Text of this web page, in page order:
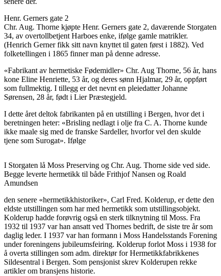
Henr. Gerners gate 2
Chr. Aug. Thorne kjøpte Henr. Gerners gate 2, daværende Storgaten
34, av overtollbetjent Harboes enke, ifølge gamle matrikler.
(Henrich Gerner fikk sitt navn knyttet til gaten først i 1882). Ved
folketellingen i 1865 finner man på denne adresse.
«Fabrikant av hermetiske Fødemidler» Chr. Aug Thorne, 56 år, hans
kone Eline Henriette, 53 år, og deres sønn Hjalmar, 29 år, oppført
som fullmektig. I tillegg er det nevnt en pleiedatter Johanne
Sørensen, 28 år, født i Lier Præstegjeld.
I dette året deltok fabrikanten på en utstilling i Bergen, hvor det i
beretningen heter: «Brisling nedlagt i olje fra C. A. Thorne kunde
ikke maale sig med de franske Sardeller, hvorfor vel den skulde
tjene som Surogat». Ifølge
I Storgaten lå Moss Preserving og Chr. Aug. Thorne side ved side.
Begge leverte hermetikk til både Frithjof Nansen og Roald
Amundsen
den senere «hermetikkhistoriker», Carl Fred. Kolderup, er dette den
eldste utstillingen som har med hermetikk som utstillingsobjekt.
Kolderup hadde forøvrig også en sterk tilknytning til Moss. Fra
1932 til 1937 var han ansatt ved Thornes bedrift, de siste tre år som
daglig leder. I 1937 var han formann i Moss Handelsstands Forening
under foreningens jubileumsfeiring. Kolderup forlot Moss i 1938 for
å overta stillingen som adm. direktør for Hermetikkfabrikkenes
Sildesentral i Bergen. Som pensjonist skrev Kolderupen rekke
artikler om bransjens historie.